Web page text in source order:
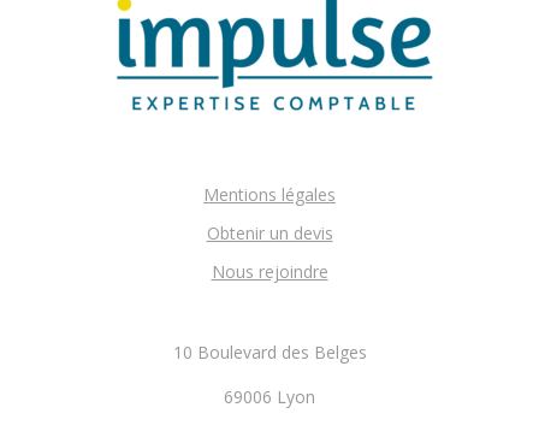
Mentions légales
Obtenir un devis
Nous rejoindre
10 Boulevard des Belges
69006 Lyon